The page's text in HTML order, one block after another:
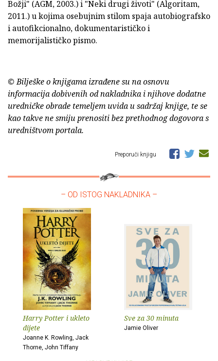
Božji" (AGM, 2003.) i "Neki drugi životi" (Algoritam,
2011.) u kojima osebujnim stilom spaja autobiografsko
i autofikcionalno, dokumentarističko i
memorijalističko pismo.
© Bilješke o knjigama izrađene su na osnovu
informacija dobivenih od nakladnika i njihove dodatne
uredničke obrade temeljem uvida u sadržaj knjige, te se
kao takve ne smiju prenositi bez prethodnog dogovora s
uredništvom portala.
Preporuči knjigu
– OD ISTOG NAKLADNIKA –
Harry Potter i ukleto
dijete
Joanne K. Rowling, Jack
Thorne, John Tiffany
Sve za 30 minuta
Jamie Oliver